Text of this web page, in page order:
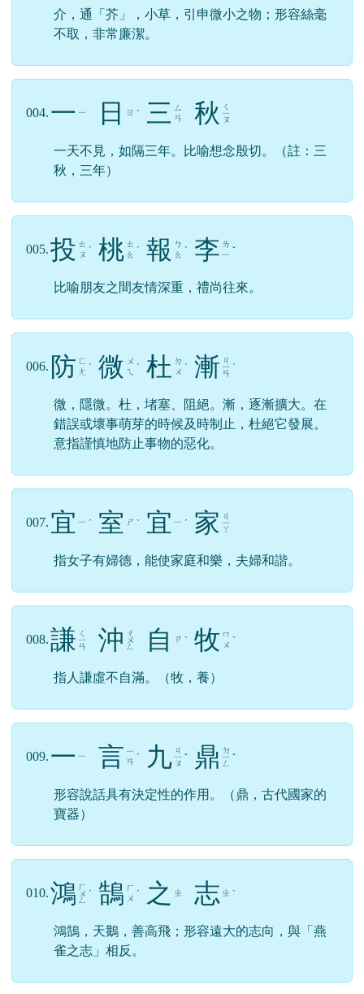
介，通「芥」，小草，引申微小之物；形容絲毫
不取，非常廉潔。
004. 一 ㄧ 日 ㄖ ˋ 三 ㄙ
ㄢ
秋 ㄑ
ㄧ
ㄡ
一天不見，如隔三年。比喻想念殷切。（註：三
秋，三年）
005.投 ㄊ
ㄡ ˊ 桃 ㄊ
ㄠ ˊ 報 ㄅ
ㄠ ˋ 李 ㄌ
ㄧ ˇ
比喻朋友之間友情深重，禮尚往來。
006. 防 ㄈ
ㄤ ˊ 微 ㄨ
ㄟ
ˊ 杜 ㄉ
ㄨ ˋ 漸 ㄐ
ㄧ
ㄢ
ˋ
微，隱微。杜，堵塞、阻絕。漸，逐漸擴大。在
錯誤或壞事萌芽的時候及時制止，杜絕它發展。
意指謹慎地防止事物的惡化。
007. 宜 ㄧ ˊ 室 ㄕ ˋ 宜 ㄧ ˊ 家 ㄐ
ㄧ
ㄚ
指女子有婦德，能使家庭和樂，夫婦和諧。
008.謙 ㄑ
ㄧ
ㄢ 沖 ㄔ
ㄨ
ㄥ 自 ㄗ ˋ 牧 ㄇ
ㄨ ˋ
指人謙虛不自滿。（牧，養）
009. 一 ㄧ 言 ㄧ
ㄢ ˊ 九 ㄐ
ㄧ
ㄡ
ˇ 鼎 ㄉ
ㄧ
ㄥ
ˇ
形容說話具有決定性的作用。（鼎，古代國家的
寶器）
010.鴻 ㄏ
ㄨ
ㄥ
ˊ 鵠 ㄏ
ㄨ ˊ 之 ㄓ 志 ㄓ ˋ
鴻鵠，天鵝，善高飛；形容遠大的志向，與「燕
雀之志」相反。